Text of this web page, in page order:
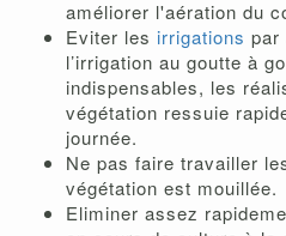
améliorer l'aération du
Eviter les irrigations par
l’irrigation au goutte à
indispensables, les
végétation ressuie
journée.
Ne pas faire travailler
végétation est mouillée.
Eliminer assez